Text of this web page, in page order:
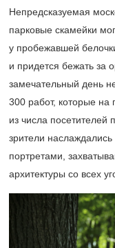
Непредсказуемая
парковые скамейки
у пробежавшей
и придется бежать за
замечательный день
300 работ, которые на
из числа посетителей
зрители
портретами,
архитектуры со всех